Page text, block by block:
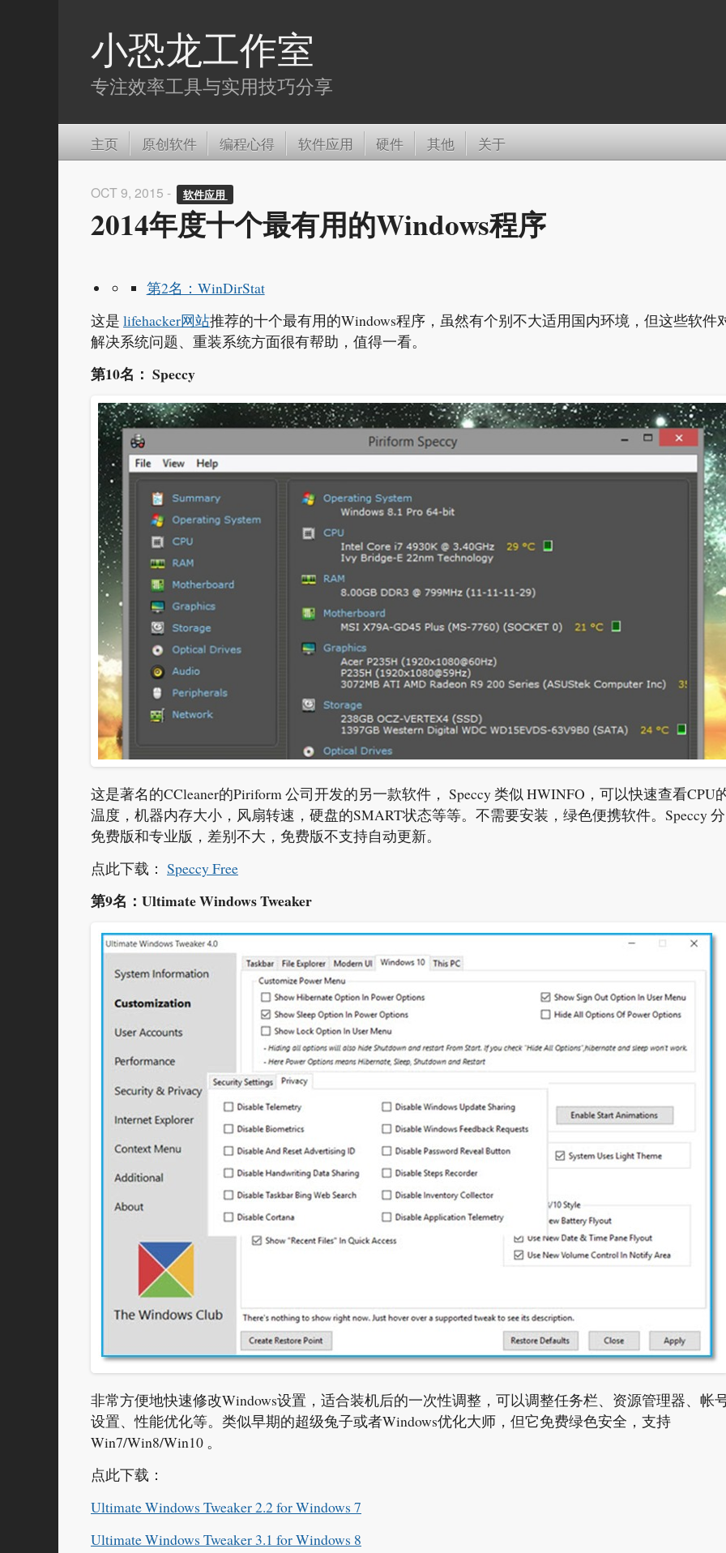
小恐龙工作室
专注效率工具与实用技巧分享
主页 原创软件 编程心得 软件应用 硬件 其他 关于
OCT 9, 2015 - 软件应用
2014年度十个最有用的Windows程序
第2名：WinDirStat
这是 lifehacker网站推荐的十个最有用的Windows程序，虽然有个别不大适用国内环境，但这些软件
解决系统问题、重装系统方面很有帮助，值得一看。
第10名： Speccy
这是著名的CCleaner的Piriform 公司开发的另一款软件， Speccy 类似 HWINFO，可以快速查看CPU
温度，机器内存大小，风扇转速，硬盘的SMART状态等等。不需要安装，绿色便携软件。Speccy 分
免费版和专业版，差别不大，免费版不支持自动更新。
点此下载： Speccy Free
第9名：Ultimate Windows Tweaker
非常方便地快速修改Windows设置，适合装机后的一次性调整，可以调整任务栏、资源管理器、帐
设置、性能优化等。类似早期的超级兔子或者Windows优化大师，但它免费绿色安全，支持
Win7/Win8/Win10 。
点此下载：
Ultimate Windows Tweaker 2.2 for Windows 7
Ultimate Windows Tweaker 3.1 for Windows 8